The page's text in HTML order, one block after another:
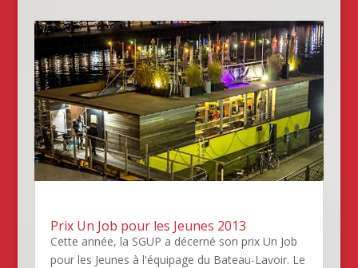
Prix Un Job pour les Jeunes 2013
Cette année, la SGUP a décerné son prix Un Job
pour les Jeunes à l'équipage du Bateau-Lavoir. Le